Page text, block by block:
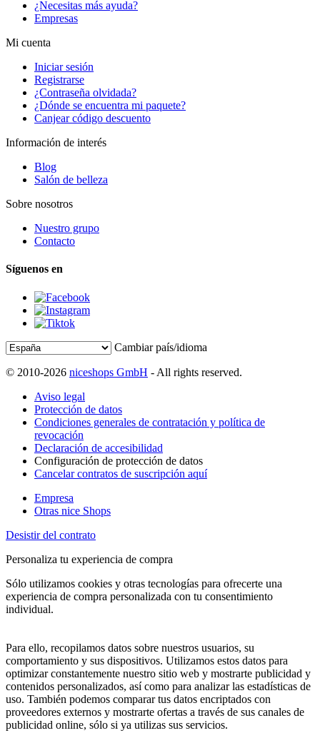
¿Necesitas más ayuda?
Empresas
Mi cuenta
Iniciar sesión
Registrarse
¿Contraseña olvidada?
¿Dónde se encuentra mi paquete?
Canjear código descuento
Información de interés
Blog
Salón de belleza
Sobre nosotros
Nuestro grupo
Contacto
Síguenos en
Cambiar país/idioma
© 2010-2026 niceshops GmbH - All rights reserved.
Aviso legal
Protección de datos
Condiciones generales de contratación y política de
revocación
Declaración de accesibilidad
Configuración de protección de datos
Cancelar contratos de suscripción aquí
Empresa
Otras nice Shops
Desistir del contrato
Personaliza tu experiencia de compra
Sólo utilizamos cookies y otras tecnologías para ofrecerte una
experiencia de compra personalizada con tu consentimiento
individual.
Para ello, recopilamos datos sobre nuestros usuarios, su
comportamiento y sus dispositivos. Utilizamos estos datos para
optimizar constantemente nuestro sitio web y mostrarte publicidad y
contenidos personalizados, así como para analizar las estadísticas de
uso. También podemos comparar tus datos encriptados con
proveedores externos y mostrarte ofertas a través de sus canales de
publicidad online, sólo si ya utilizas sus servicios.